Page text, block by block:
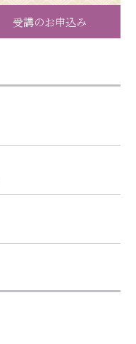
受講のお申込み